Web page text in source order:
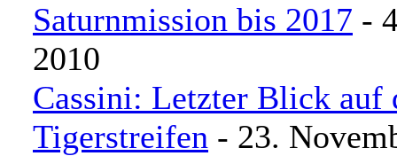
Saturnmission bis 2017 -
2010
Cassini: Letzter Blick auf
Tigerstreifen - 23.